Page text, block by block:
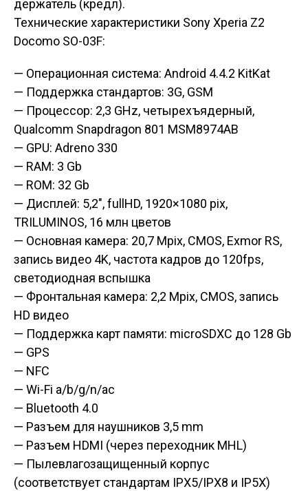
держатель (кредл).
Технические характеристики Sony Xperia Z2
Docomo SO-03F:
— Операционная система: Android 4.4.2 KitKat
— Поддержка стандартов: 3G, GSM
— Процессор: 2,3 GHz, четырехъядерный,
Qualcomm Snapdragon 801 MSM8974AB
— GPU: Adreno 330
— RAM: 3 Gb
— ROM: 32 Gb
— Дисплей: 5,2″, fullHD, 1920×1080 pix,
TRILUMINOS, 16 млн цветов
— Основная камера: 20,7 Mpix, CMOS, Exmor RS,
запись видео 4K, частота кадров до 120fps,
светодиодная вспышка
— Фронтальная камера: 2,2 Mpix, CMOS, запись
HD видео
— Поддержка карт памяти: microSDXC до 128 Gb
— GPS
— NFC
— Wi-Fi a/b/g/n/ac
— Bluetooth 4.0
— Разъем для наушников 3,5 mm
— Разъем HDMI (через переходник MHL)
— Пылевлагозащищенный корпус
(соответствует стандартам IPX5/IPX8 и IP5X)